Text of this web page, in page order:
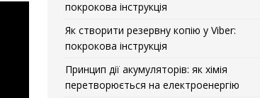
покрокова інструкція
Як створити резервну копію у Viber:
покрокова інструкція
Принцип дії акумуляторів: як хімія
перетворюється на електроенергію